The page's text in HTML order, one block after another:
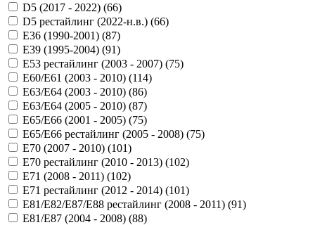
D5 (2017 - 2022) (66)
D5 рестайлинг (2022-н.в.) (66)
E36 (1990-2001) (87)
E39 (1995-2004) (91)
E53 рестайлинг (2003 - 2007) (75)
E60/E61 (2003 - 2010) (114)
E63/E64 (2003 - 2010) (86)
E63/E64 (2005 - 2010) (87)
E65/E66 (2001 - 2005) (75)
E65/E66 рестайлинг (2005 - 2008) (75)
E70 (2007 - 2010) (101)
E70 рестайлинг (2010 - 2013) (102)
E71 (2008 - 2011) (102)
E71 рестайлинг (2012 - 2014) (101)
E81/E82/E87/E88 рестайлинг (2008 - 2011) (91)
E81/E87 (2004 - 2008) (88)